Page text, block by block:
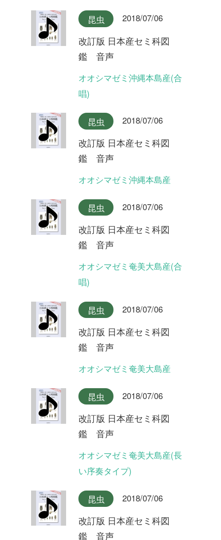
昆虫 2018/07/06
改訂版 日本産セミ科図
鑑 音声
ツクツクボウシ屋久島産
昆虫
改訂版 日本産セミ科図
鑑 音声
ツクツクボウシ
改訂版 日本産セミ科図
鑑 音声
タイワンヒグラシ(合唱)
昆虫 2018/07/06
鑑 音声
タイワンヒグラシ
昆虫 2018/07/06
改訂版 日本産セミ科図
鑑 音声
昆虫
改訂版 日本産セミ科図
鑑 音声
ヒグラシ奄美大島産
昆虫 2018/07/06
改訂版 日本産セミ科図
鑑 音声
ヒグラシ(夜明けの合唱)
昆虫 2018/07/06